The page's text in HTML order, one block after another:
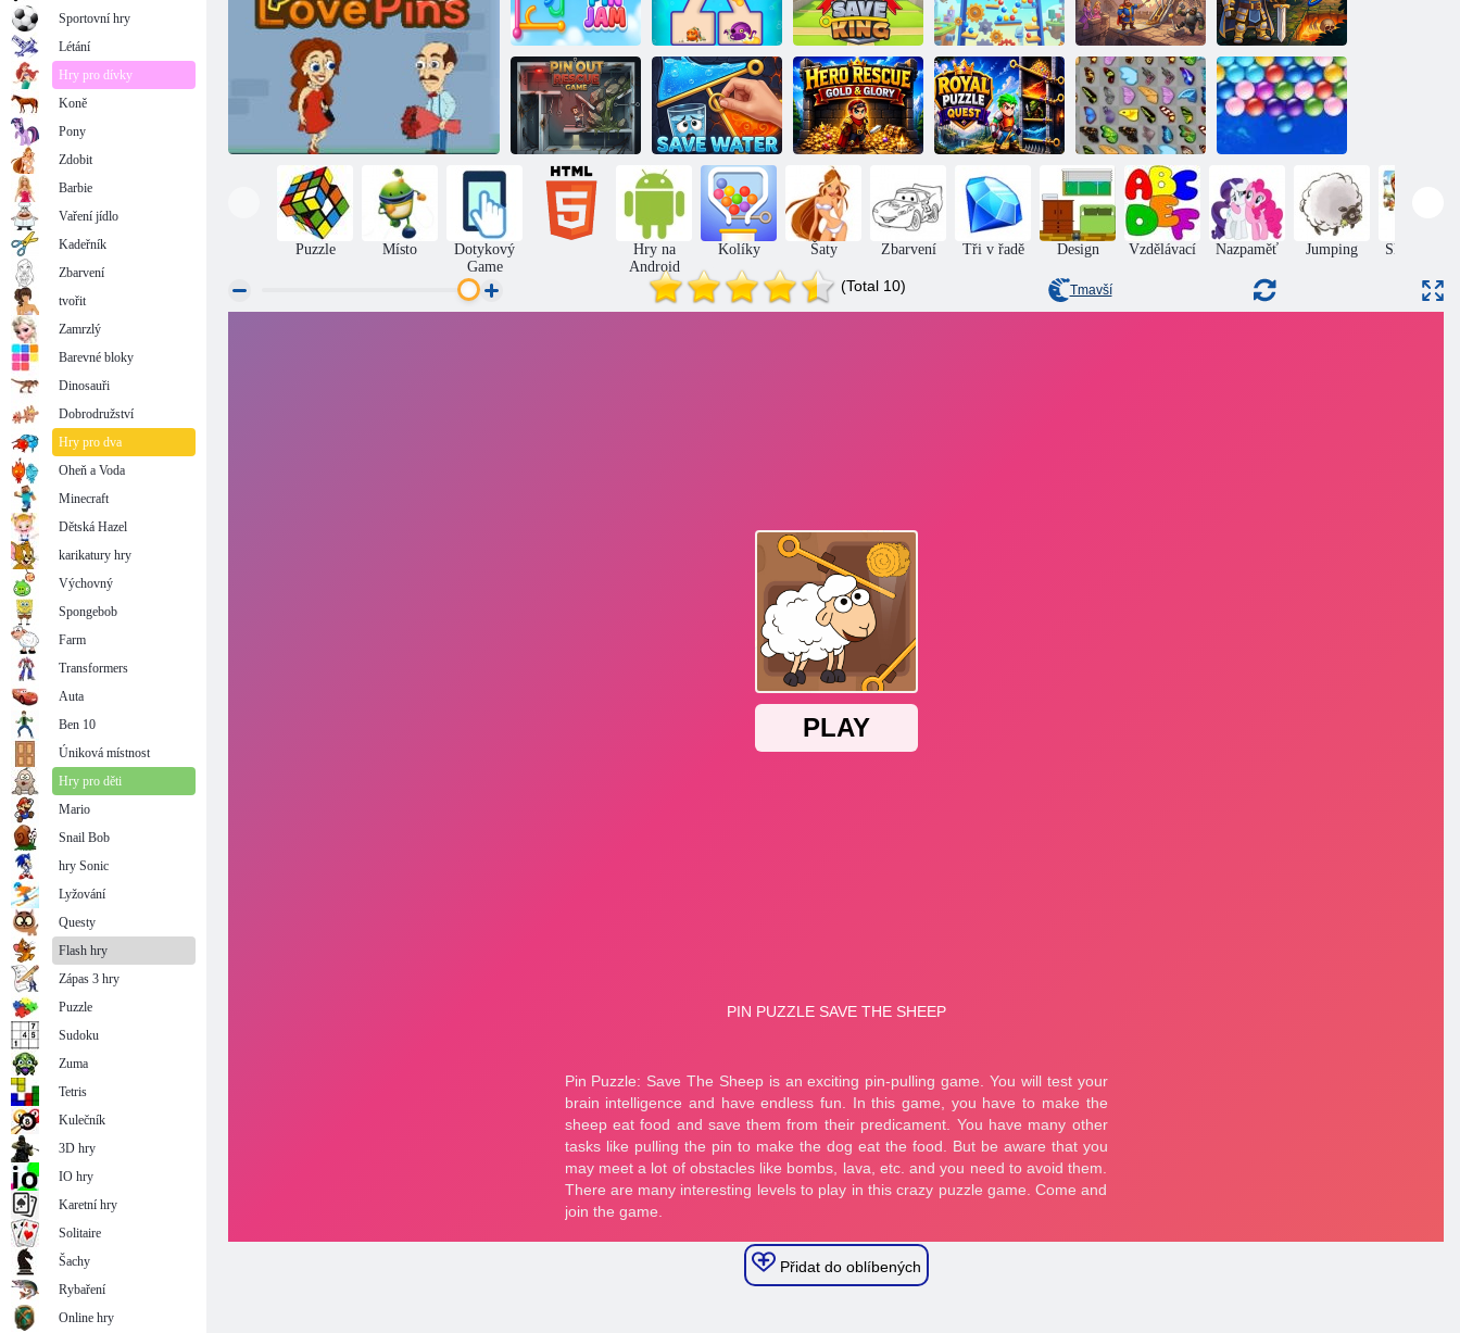
Kurva hook-stiff Rybí země Zachraňte krále
Prime Ball
Adventures
Královský
špendlík
Obby:
Záchranný
špendlík
Záchrana
špendlíkem
Šetřete vodou
Hero's Rescue
Gold and Glory
Královské
hledání puzzle
Butterfly Kyodai
Nekonečné
bubliny
Puzzle Místo
Dotykový
Game
Hry na
Android
Kolíky Šaty Zbarvení Tři v řadě Design Vzdělávací Nazpaměť Jumping
Skládačky
(Total 10) Tmavší
Přidat do oblíbených
Sportovní hry
Létání
Hry pro dívky
Koně
Pony
Zdobit
Barbie
Vaření jídlo
Kadeřník
Zbarvení
tvořit
Zamrzlý
Barevné bloky
Dinosauři
Dobrodružství
Hry pro dva
Oheň a Voda
Minecraft
Dětská Hazel
karikatury hry
Výchovný
Spongebob
Farm
Transformers
Auta
Ben 10
Úniková místnost
Hry pro děti
Mario
Snail Bob
hry Sonic
Lyžování
Questy
Flash hry
Zápas 3 hry
Puzzle
Sudoku
Zuma
Tetris
Kulečník
3D hry
IO hry
Karetní hry
Solitaire
Šachy
Rybaření
Online hry